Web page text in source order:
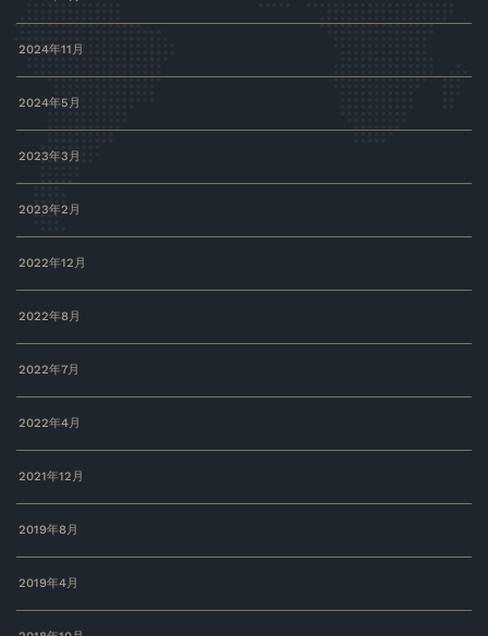
2024年11月
2024年5月
2023年3月
2023年2月
2022年12月
2022年8月
2022年7月
2022年4月
2021年12月
2019年8月
2019年4月